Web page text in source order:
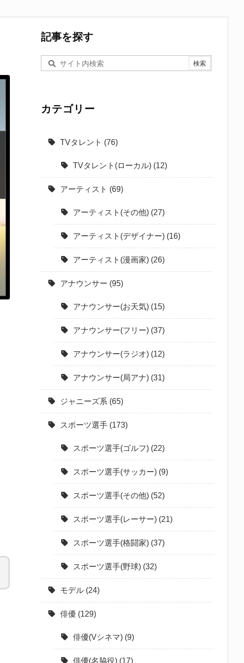
記事を探す
カテゴリー
TVタレント (76)
TVタレント(ローカル) (12)
アーティスト (69)
アーティスト(その他) (27)
アーティスト(デザイナー) (16)
アーティスト(漫画家) (26)
アナウンサー (95)
アナウンサー(お天気) (15)
アナウンサー(フリー) (37)
アナウンサー(ラジオ) (12)
アナウンサー(局アナ) (31)
ジャニーズ系 (65)
スポーツ選手 (173)
スポーツ選手(ゴルフ) (22)
スポーツ選手(サッカー) (9)
スポーツ選手(その他) (52)
スポーツ選手(レーサー) (21)
スポーツ選手(格闘家) (37)
スポーツ選手(野球) (32)
モデル (24)
俳優 (129)
俳優(Vシネマ) (9)
俳優(名脇役) (17)